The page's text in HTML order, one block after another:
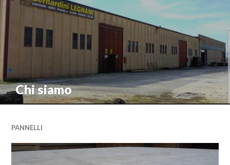
Chi siamo
PANNELLI